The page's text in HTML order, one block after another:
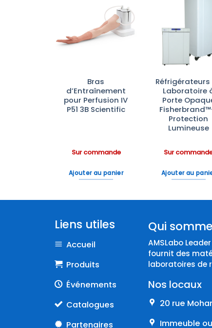
Ajouter
à la liste
d’envies
Bras
d’Entraînement
pour Perfusion IV
P51 3B Scientific
Sur commande
Ajouter au panier
Réfrigérateurs
Laboratoire
Porte
Protection
Lumineuse
Sur
Ajouter au
Liens utiles
Accueil
Produits
Événements
Catalogues
Partenaires
Qui
AMSLabo
fournit des
laboratoires de
Nos locaux
20 rue
Immeuble